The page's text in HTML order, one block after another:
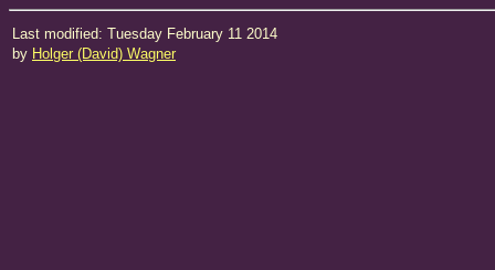
Last modified: Tuesday February 11 2014
by Holger (David) Wagner